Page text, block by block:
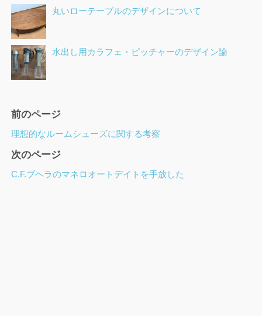
丸いローテーブルのデザインについて
水出し用カラフェ・ピッチャーのデザイン論
ペ
ー
ジ
ナ
ビ
前のページ
理想的なルームシューズに関する考察
次のページ
C.F.ブヘラのマネロオートデイトを手放した